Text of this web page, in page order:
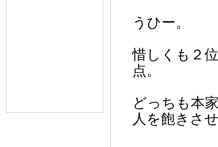
うひー。
惜しくも２
点。
どっちも本
人を飽きさ